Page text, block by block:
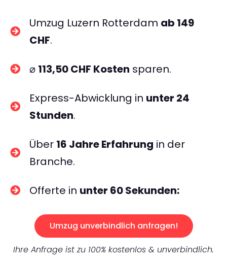
Umzug Luzern Rotterdam ab 149
CHF.
⌀ 113,50 CHF Kosten sparen.
Express-Abwicklung in unter 24
Stunden.
Über 16 Jahre Erfahrung in der
Branche.
Offerte in unter 60 Sekunden:
Umzug unverbindlich anfragen!
Ihre Anfrage ist zu 100% kostenlos & unverbindlich.